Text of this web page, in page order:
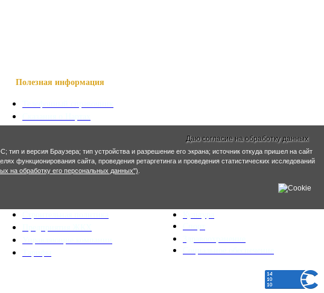
Полезная информация
Символика РСО-Алания
Осетинские имена
и ЖКХ
Даю согласие на обработку данных
и версия Браузера; тип устройства и разрешение его экрана; источник откуда пришел на сайт
функционирования сайта, проведения ретаргетинга и проведения статистических исследований
на обработку его персональных данных")